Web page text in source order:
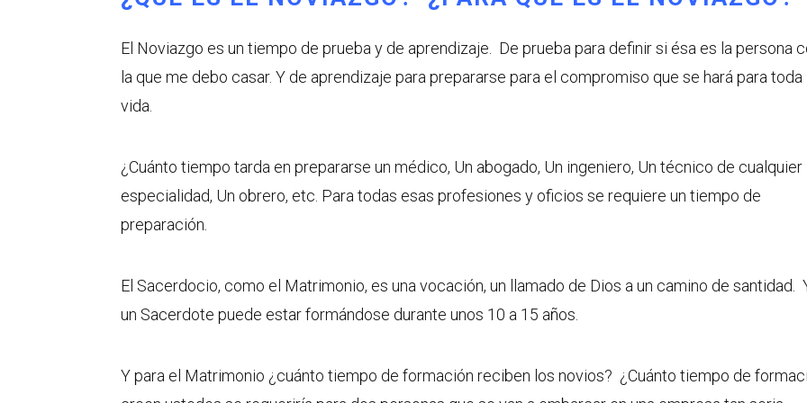
El Noviazgo es un tiempo de prueba y de aprendizaje. De prueba para definir si ésa es la persona
la que me debo casar. Y de aprendizaje para prepararse para el compromiso que se hará para toda
vida.
¿Cuánto tiempo tarda en prepararse un médico, Un abogado, Un ingeniero, Un técnico de cualquier
especialidad, Un obrero, etc. Para todas esas profesiones y oficios se requiere un tiempo de
preparación.
El Sacerdocio, como el Matrimonio, es una vocación, un llamado de Dios a un camino de santidad.
un Sacerdote puede estar formándose durante unos 10 a 15 años.
Y para el Matrimonio ¿cuánto tiempo de formación reciben los novios? ¿Cuánto tiempo de